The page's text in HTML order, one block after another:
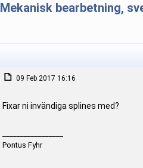
Mekanisk bearbetning,
09 Feb 2017 16:16
Fixar ni invändiga splines med?
Pontus Fyhr